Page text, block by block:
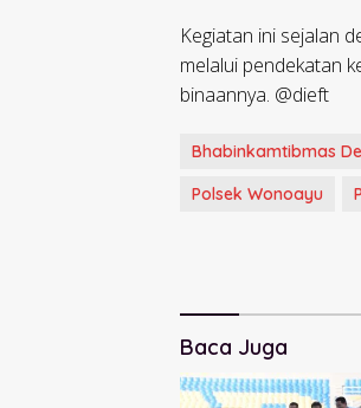
Kegiatan ini sejalan
melalui pendekatan
binaannya. @dieft
Bhabinkamtibmas
Polsek Wonoayu
Baca Juga